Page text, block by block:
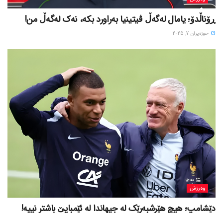
ڕۆناڵدۆ؛ یامال لەگەڵ ڤیتینیا بەراورد بکە، نەک لەگەڵ من!
حوزه‌یران 7, 2025
وەرزش
دێشامپ؛ هیچ هێرشبەرێک لە جیهاندا لە ئێمباپێ باشتر نییە!